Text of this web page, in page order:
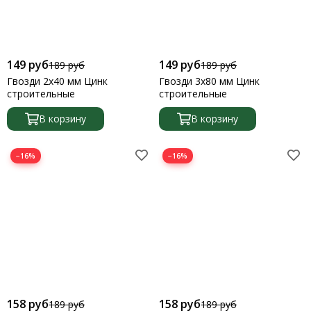
149 руб189 руб
Гвозди 2х40 мм Цинк
строительные
В корзину
149 руб189 руб
Гвозди 3х80 мм Цинк
строительные
В корзину
−16%
158 руб189 руб
−16%
158 руб189 руб